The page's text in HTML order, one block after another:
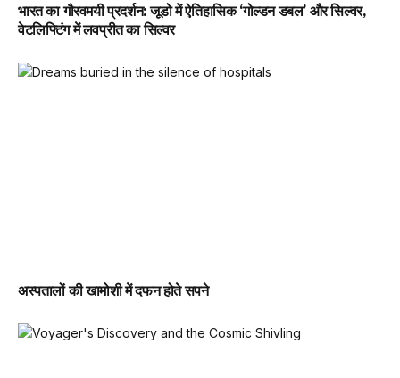
भारत का गौरवमयी प्रदर्शन: जूडो में ऐतिहासिक ‘गोल्डन डबल’ और सिल्वर,
वेटलिफ्टिंग में लवप्रीत का सिल्वर
अस्पतालों की खामोशी में दफन होते सपने